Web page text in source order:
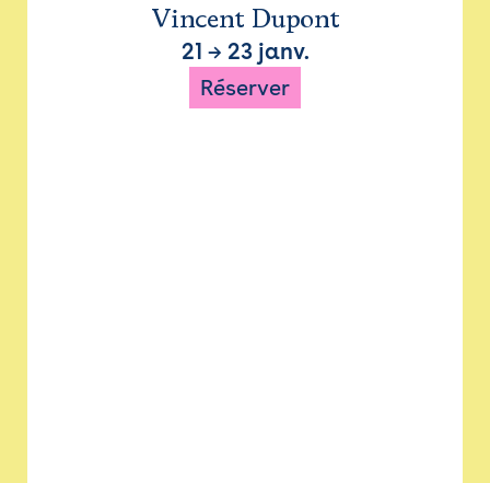
Vincent Dupont
21 → 23 janv.
Réserver